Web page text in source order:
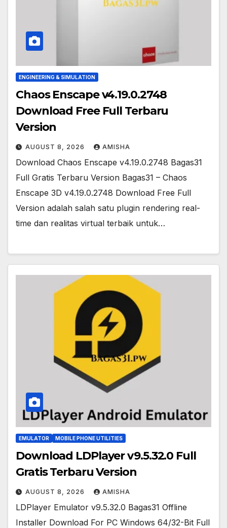
ENGINEERING & SIMULATION
Chaos Enscape v4.19.0.2748
Download Free Full Terbaru
Version
AUGUST 8, 2026 AMISHA
Download Chaos Enscape v4.19.0.2748 Bagas31
Full Gratis Terbaru Version Bagas31 – Chaos
Enscape 3D v4.19.0.2748 Download Free Full
Version adalah salah satu plugin rendering real-
time dan realitas virtual terbaik untuk…
EMULATOR MOBILE PHONE UTILITIES
Download LDPlayer v9.5.32.0 Full
Gratis Terbaru Version
AUGUST 8, 2026 AMISHA
LDPlayer Emulator v9.5.32.0 Bagas31 Offline
Installer Download For PC Windows 64/32-Bit Full